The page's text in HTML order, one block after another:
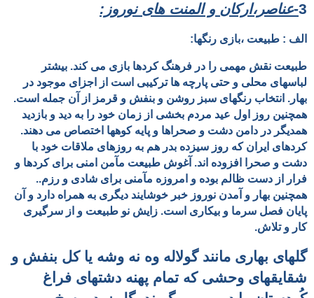
3-عناصر،ارکان و المنت های نوروز:
الف : طبیعت ،بازی رنگها:
طبیعت نقش مهمی را در فرهنگ کردها بازی می کند. بیشتر
لباسهای محلی و حتی پارچه ها ترکیبی است از اجزای موجود در
بهار. انتخاب رنگهای سبز روشن و بنفش و قرمز از آن جمله است.
همچنین روز اول عید مردم بخشی از زمان خود را به دید و بازدید
همدیگر در دامن دشت و صحراها و پایه کوهها اختصاص می دهند.
کردهای ایران که روز سیزده بدر هم به روزهای ملاقات خود با
دشت و صحرا افزوده اند. آغوش طبیعت مآمن امنی برای کردها و
فرار از دست ظالم بوده و امروزه مآمنی برای شادی و رزم..
همچنین بهار و آمدن نوروز خبر خوشایند دیگری به همراه دارد و آن
پایان فصل سرما و بیکاری است. زایش نو طبیعت و از سرگیری
کار و تلاش.
گلهای بهاری مانند گولاله وه نه وشه یا کل بنفش و
شقایقهای وحشی که تمام پهنه دشتهای فراغ